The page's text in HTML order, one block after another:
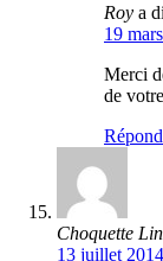
Roy a
19
Merci
de
Choquette
13 juillet